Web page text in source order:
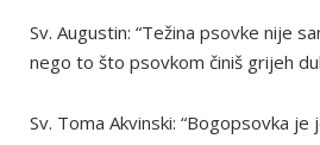
Sv. Augustin: “Težina psovke nije
nego to što psovkom činiš grijeh
Sv. Toma Akvinski: “Bogopsovka je